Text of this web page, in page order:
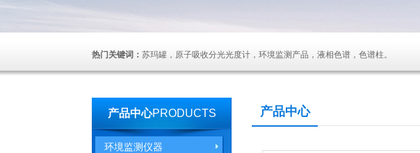
热门关键词： 苏玛罐，原子吸收分光光度计，环境监测产品，液相色谱，色谱柱。
产品中心PRODUCTS
环境监测仪器
产品中心